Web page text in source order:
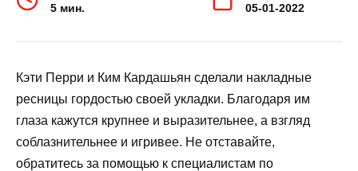
5 мин. 05-01-2022
Кэти Перри и Ким Кардашьян сделали накладные
ресницы гордостью своей укладки. Благодаря им
глаза кажутся крупнее и выразительнее, а взгляд
соблазнительнее и игривее. Не отставайте,
обратитесь за помощью к специалистам по